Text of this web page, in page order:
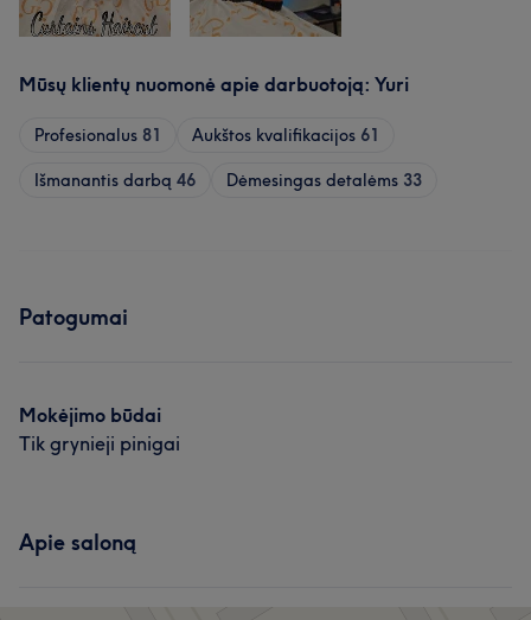
Mūsų klientų nuomonė apie darbuotoją: Yuri
Profesionalus 81 Aukštos kvalifikacijos 61
Išmanantis darbą 46 Dėmesingas detalėms 33
Patogumai
Mokėjimo būdai
Tik grynieji pinigai
Apie saloną